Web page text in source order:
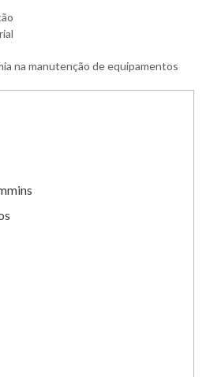
na manutenção de equipamentos